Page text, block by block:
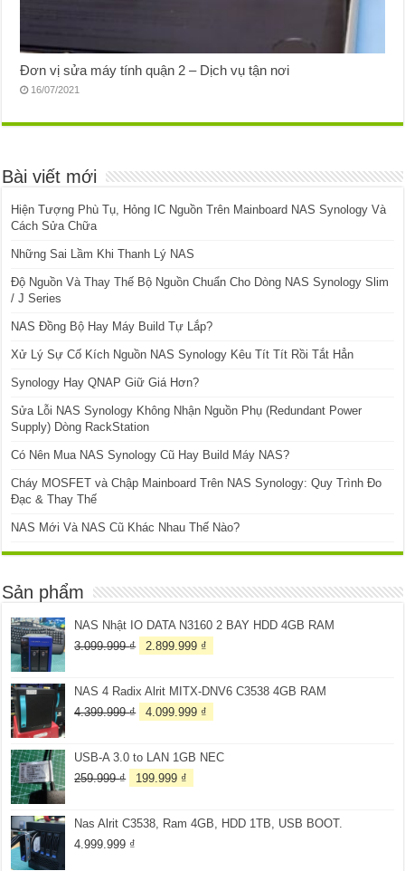
Đơn vị sửa máy tính quận 2 – Dịch vụ tận nơi
16/07/2021
Bài viết mới
Hiện Tượng Phù Tụ, Hỏng IC Nguồn Trên Mainboard NAS Synology Và
Cách Sửa Chữa
Những Sai Lầm Khi Thanh Lý NAS
Độ Nguồn Và Thay Thế Bộ Nguồn Chuẩn Cho Dòng NAS Synology Slim
/ J Series
NAS Đồng Bộ Hay Máy Build Tự Lắp?
Xử Lý Sự Cố Kích Nguồn NAS Synology Kêu Tít Tít Rồi Tắt Hẳn
Synology Hay QNAP Giữ Giá Hơn?
Sửa Lỗi NAS Synology Không Nhận Nguồn Phụ (Redundant Power
Supply) Dòng RackStation
Có Nên Mua NAS Synology Cũ Hay Build Máy NAS?
Cháy MOSFET và Chập Mainboard Trên NAS Synology: Quy Trình Đo
Đạc & Thay Thế
NAS Mới Và NAS Cũ Khác Nhau Thế Nào?
Sản phẩm
NAS Nhật IO DATA N3160 2 BAY HDD 4GB RAM
3.099.999₫
Giá
3.099.999 ₫.
2.899.999 ₫
là:
NAS 4 Radix Alrit MITX-DNV6 C3538 4GB RAM
4.399.999₫
Giá
4.399.999 ₫.
4.099.999 ₫
là:
USB-A 3.0 to LAN 1GB NEC
259.999₫
Giá
259.999 ₫.
199.999 ₫
là:
Nas Alrit C3538, Ram 4GB, HDD 1TB, USB BOOT.
4.999.999 ₫